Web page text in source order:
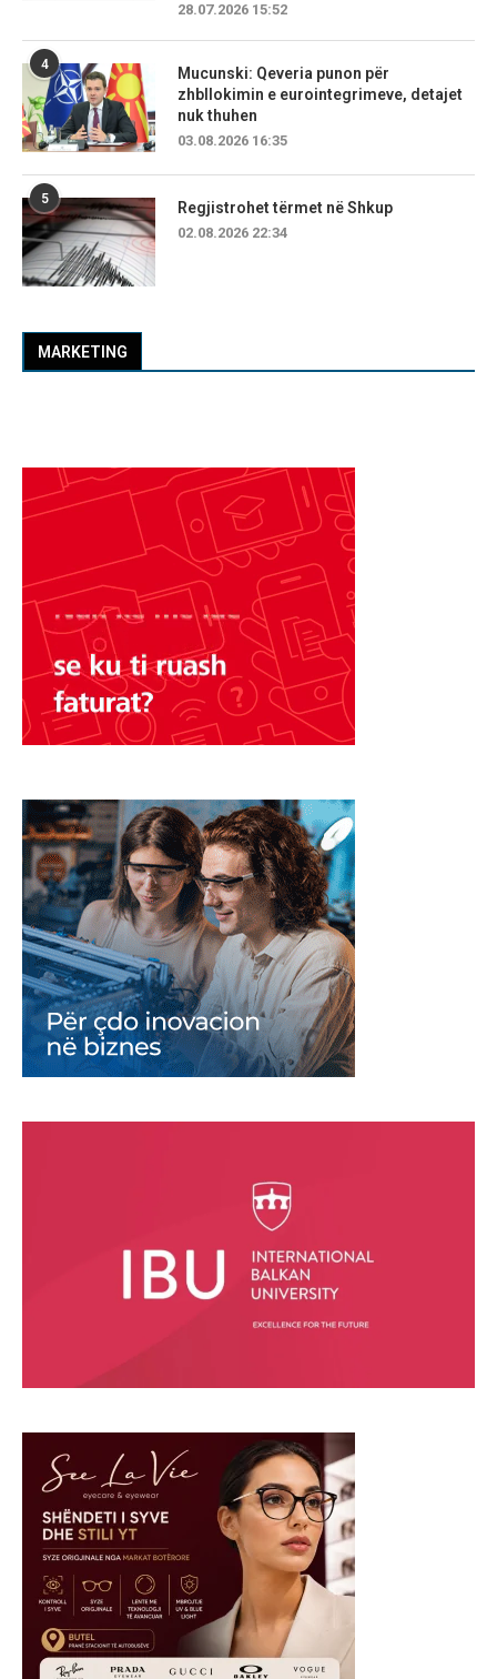
28.07.2026 15:52
4
Mucunski: Qeveria punon për
zhbllokimin e eurointegrimeve, detajet
nuk thuhen
03.08.2026 16:35
5
Regjistrohet tërmet në Shkup
02.08.2026 22:34
MARKETING